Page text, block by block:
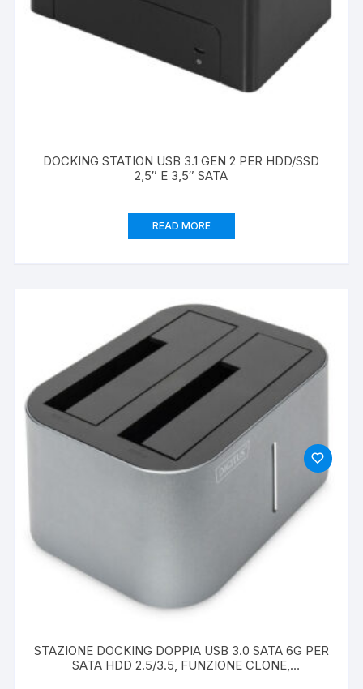
DOCKING STATION USB 3.1 GEN 2 PER HDD/SSD
2,5″ E 3,5″ SATA
READ MORE
STAZIONE DOCKING DOPPIA USB 3.0 SATA 6G PER
SATA HDD 2.5/3.5, FUNZIONE CLONE,